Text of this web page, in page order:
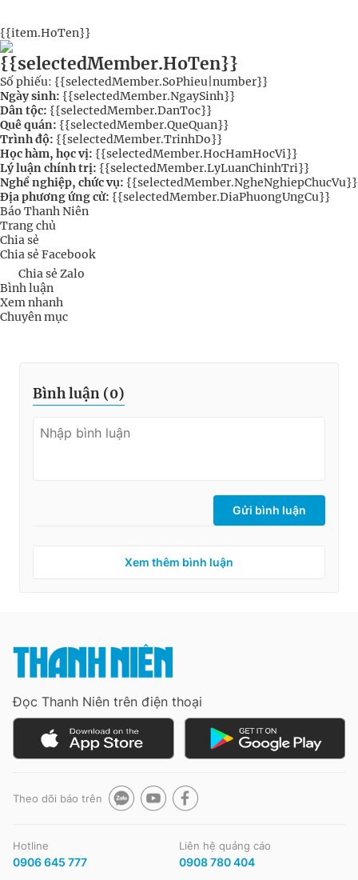
{{item.HoTen}}
{{selectedMember.HoTen}}
Số phiếu: {{selectedMember.SoPhieu|number}}
Ngày sinh: {{selectedMember.NgaySinh}}
Dân tộc: {{selectedMember.DanToc}}
Quê quán: {{selectedMember.QueQuan}}
Trình độ: {{selectedMember.TrinhDo}}
Học hàm, học vị: {{selectedMember.HocHamHocVi}}
Lý luận chính trị: {{selectedMember.LyLuanChinhTri}}
Nghề nghiệp, chức vụ: {{selectedMember.NgheNghiepChucVu}}
Địa phương ứng cử: {{selectedMember.DiaPhuongUngCu}}
Báo Thanh Niên
Trang chủ
Chia sẻ
Chia sẻ Facebook
Chia sẻ Zalo
Bình luận
Xem nhanh
Chuyên mục
Bình luận (0)
Gửi bình luận
Xem thêm bình luận
Đọc Thanh Niên trên điện thoại
Theo dõi báo trên
Hotline
0906 645 777
Liên hệ quảng cáo
0908 780 404